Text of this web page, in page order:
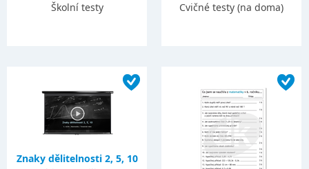
Školní testy
Cvičné testy (na doma)
Znaky dělitelnosti 2, 5, 10